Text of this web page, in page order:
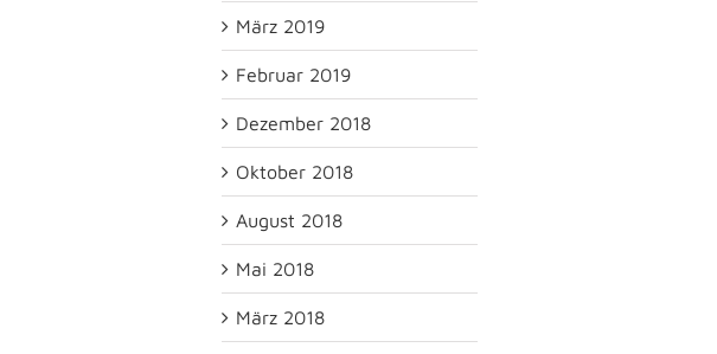
März 2019
Februar 2019
Dezember 2018
Oktober 2018
August 2018
Mai 2018
März 2018